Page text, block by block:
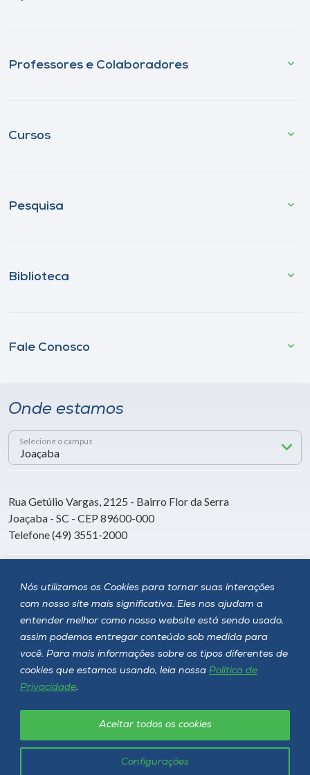
Nós utilizamos os Cookies para tornar suas interações
com nosso site mais significativa. Eles nos ajudam a
entender melhor como nosso website está sendo usado,
assim podemos entregar conteúdo sob medida para
você. Para mais informações sobre os tipos diferentes de
cookies que estamos usando, leia nossa Política de
Privacidade.
Configurações
Aceitar todos os cookies
Professores e Colaboradores
Cursos
Pesquisa
Biblioteca
Fale Conosco
Onde estamos
Selecione o campus
Rua Getúlio Vargas, 2125 - Bairro Flor da Serra
Joaçaba - SC - CEP 89600-000
Telefone (49) 3551-2000
Siga a Unoesc
Unoesc © 2026 - Todos os direitos reservados
Política de privacidade LGPD